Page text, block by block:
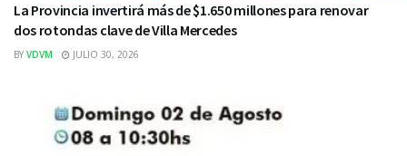
La Provincia invertirá más de $1.650 millones para renovar
dos rotondas clave de Villa Mercedes
BY VDVM JULIO 30, 2026